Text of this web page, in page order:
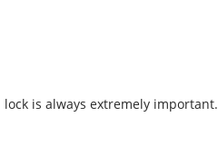
is always extremely important.